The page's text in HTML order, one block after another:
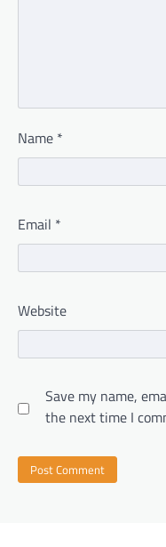
Name *
Email *
Website
Save my name,
the next time I